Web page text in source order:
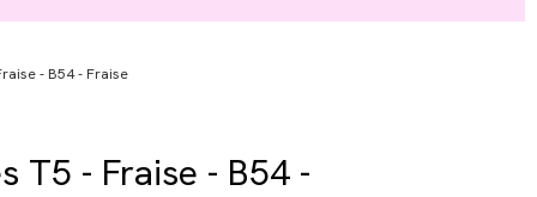
- B54 - Fraise
T5 - Fraise - B54 -